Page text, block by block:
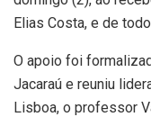
Elias Costa, e de
O apoio foi
Jacaraú e reuniu
Lisboa, o professor